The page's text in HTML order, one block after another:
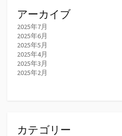
アーカイブ
2025年7月
2025年6月
2025年5月
2025年4月
2025年3月
2025年2月
カテゴリー